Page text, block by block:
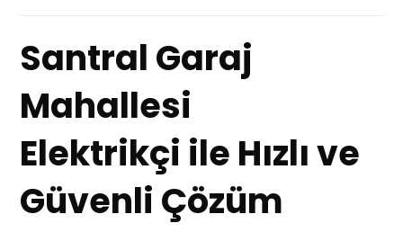
Santral Garaj
Mahallesi
Elektrikçi ile Hızlı ve
Güvenli Çözüm